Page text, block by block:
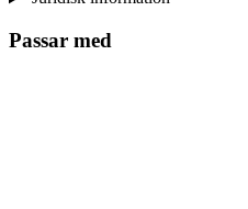
Passar med